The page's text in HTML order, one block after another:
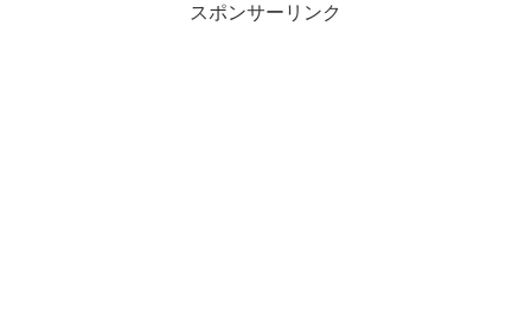
スポンサーリンク